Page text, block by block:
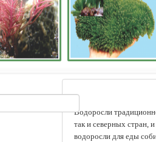
Водоросли
так и северных стран,
водоросли для еды